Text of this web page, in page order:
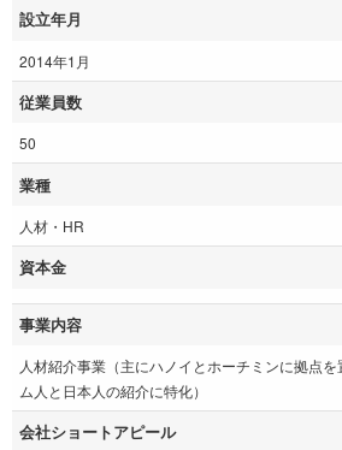
設立年月
2014年1月
従業員数
50
業種
人材・HR
資本金
事業内容
人材紹介事業（主にハノイとホーチミンに拠点
ム人と日本人の紹介に特化）
会社ショートアピール